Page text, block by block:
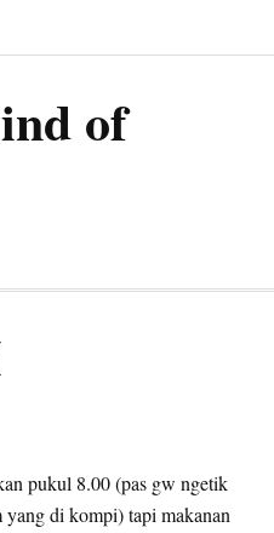
of
pukul 8.00 (pas gw ngetik
yang di kompi) tapi makanan